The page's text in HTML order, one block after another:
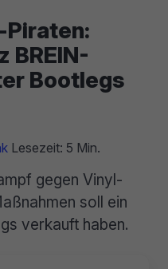
Piraten:
BREIN-
Bootlegs
Lesezeit: 5 Min.
gegen Vinyl-
soll ein
verkauft haben.